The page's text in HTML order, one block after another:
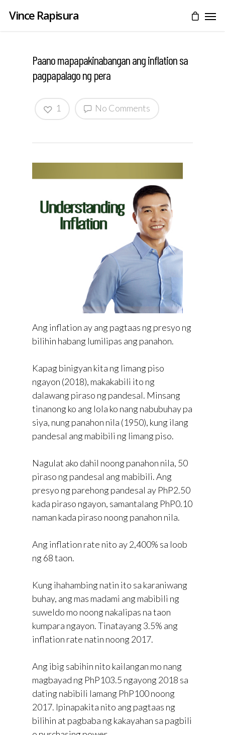
Vince Rapisura
Paano mapapakinabangan ang inflation sa
pagpapalago ng pera
No Comments
1
Ang inflation ay ang pagtaas ng presyo ng
bilihin habang lumilipas ang panahon.
Kapag binigyan kita ng limang piso
ngayon (2018), makakabili ito ng
dalawang piraso ng pandesal. Minsang
tinanong ko ang lola ko nang nabubuhay pa
siya, nung panahon nila (1950), kung ilang
pandesal ang mabibili ng limang piso.
Nagulat ako dahil noong panahon nila, 50
piraso ng pandesal ang mabibili. Ang
presyo ng parehong pandesal ay PhP2.50
kada piraso ngayon, samantalang PhP0.10
naman kada piraso noong panahon nila.
Ang inflation rate nito ay 2,400% sa loob
ng 68 taon.
Kung ihahambing natin ito sa karaniwang
buhay, ang mas madami ang mabibili ng
suweldo mo noong nakalipas na taon
kumpara ngayon. Tinatayang 3.5% ang
inflation rate natin noong 2017.
Ang ibig sabihin nito kailangan mo nang
magbayad ng PhP103.5 ngayong 2018 sa
dating nabibili lamang PhP100 noong
2017. Ipinapakita nito ang pagtaas ng
bilihin at pagbaba ng kakayahan sa pagbili